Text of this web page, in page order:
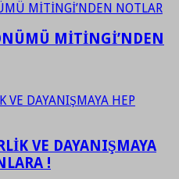
MİTİNGİ’NDEN
VE DAYANIŞMAYA
!